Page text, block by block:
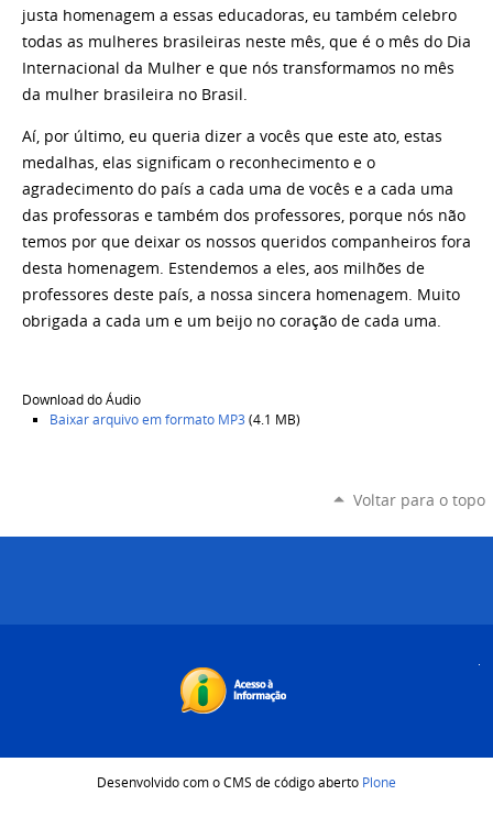
justa homenagem a essas educadoras, eu também celebro
todas as mulheres brasileiras neste mês, que é o mês do Dia
Internacional da Mulher e que nós transformamos no mês
da mulher brasileira no Brasil.
Aí, por último, eu queria dizer a vocês que este ato, estas
medalhas, elas significam o reconhecimento e o
agradecimento do país a cada uma de vocês e a cada uma
das professoras e também dos professores, porque nós não
temos por que deixar os nossos queridos companheiros fora
desta homenagem. Estendemos a eles, aos milhões de
professores deste país, a nossa sincera homenagem. Muito
obrigada a cada um e um beijo no coração de cada uma.
Download do Áudio
Baixar arquivo em formatoMP3 (4.1 MB)
Voltar para o topo
Desenvolvido com o CMS de código aberto Plone